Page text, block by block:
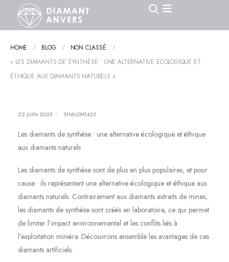
HOME BLOG
NON CLASSÉ
« LES DIAMANTS DE SYNTHÈSE : UNE ALTERNATIVE ÉCOLOGIQUE ET
ÉTHIQUE AUX DIAMANTS NATURELS »
22 JUIN 2025 SHALOM1423
Les diamants de synthèse : une alternative écologique et éthique
aux diamants naturels
Les diamants de synthèse sont de plus en plus populaires, et pour
cause : ils représentent une alternative écologique et éthique aux
diamants naturels. Contrairement aux diamants extraits de mines,
les diamants de synthèse sont créés en laboratoire, ce qui permet
de limiter l’impact environnemental et les conflits liés à
l’exploitation minière. Découvrons ensemble les avantages de ces
diamants artificiels.